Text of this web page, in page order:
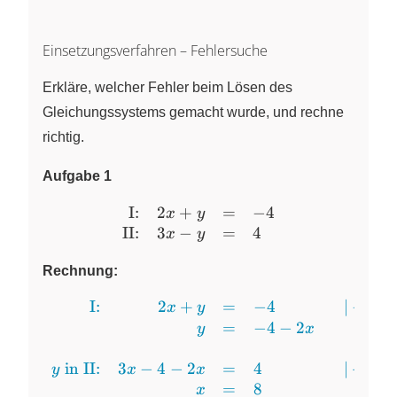
Einsetzungsverfahren – Fehlersuche
Erkläre, welcher Fehler beim Lösen des
Gleichungssystems gemacht wurde, und rechne
richtig.
Aufgabe 1
\begin{array}{rrcl}
I:
II:
2x + y
3x − y
=
=
−4
4
Rechnung:
\begin{array}{rrcll}
I:
yin II:
2x + y
y
3x − 4 − 2x
x
=
=
=
=
−4
−4 − 2x
4
8
−
+